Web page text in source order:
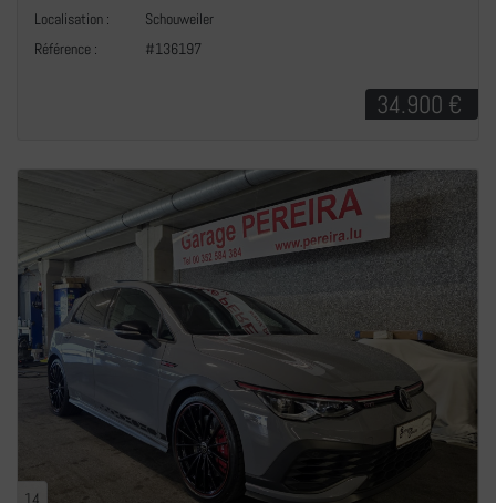
Localisation :
Schouweiler
Référence :
#136197
34.900 €
14